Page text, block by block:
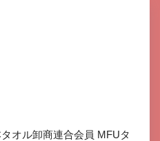
オル卸商連合会員 MFUタ